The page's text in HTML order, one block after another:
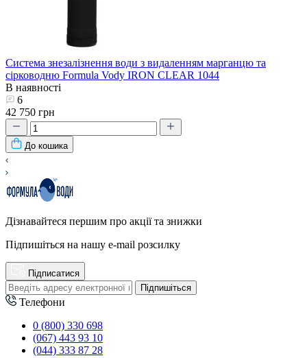
Система знезалізнення води з видаленням марганцю та
сірководню Formula Vody IRON CLEAR 1044
В наявності
6
42 750 грн
До кошика
Дізнавайтеся першим про акції та знижки
Підпишіться на нашу e-mail розсилку
Підписатися
Підпишіться
Телефони
0 (800) 330 698
(067) 443 93 10
(044) 333 87 28